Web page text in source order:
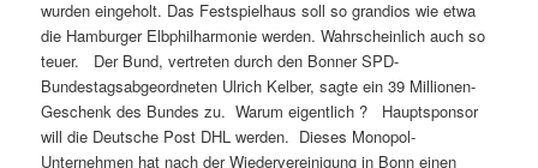
wurden eingeholt. Das Festspielhaus soll so grandios wie etwa
die Hamburger Elbphilharmonie werden. Wahrscheinlich auch so
teuer. Der Bund, vertreten durch den Bonner SPD-
Bundestagsabgeordneten Ulrich Kelber, sagte ein 39 Millionen-
Geschenk des Bundes zu. Warum eigentlich ? Hauptsponsor
will die Deutsche Post DHL werden. Dieses Monopol-
Unternehmen hat nach der Wiedervereinigung in Bonn einen